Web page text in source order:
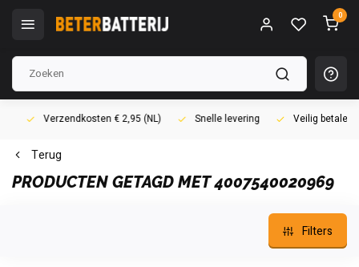
0
Verzendkosten € 2,95 (NL) Snelle levering Veilig betalen
Terug
PRODUCTEN GETAGD MET 4007540020969
Filters